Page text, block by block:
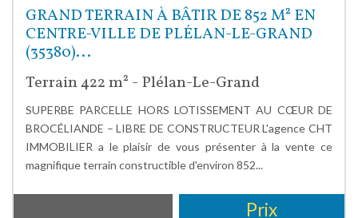
GRAND TERRAIN À BÂTIR DE 852 M² EN
CENTRE-VILLE DE PLÉLAN-LE-GRAND
(35380)...
Terrain 422 m² - Plélan-Le-Grand
SUPERBE PARCELLE HORS LOTISSEMENT AU CŒUR DE
BROCÉLIANDE – LIBRE DE CONSTRUCTEUR L'agence CHT
IMMOBILIER a le plaisir de vous présenter à la vente ce
magnifique terrain constructible d'environ 852...
Prix